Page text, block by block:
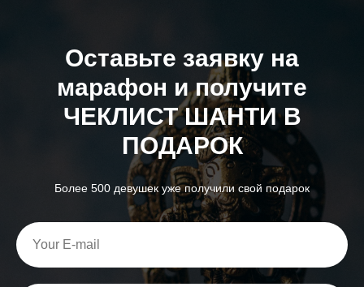
Оставьте заявку на
марафон и получите
ЧЕКЛИСТ ШАНТИ В
ПОДАРОК
Более 500 девушек уже получили свой подарок